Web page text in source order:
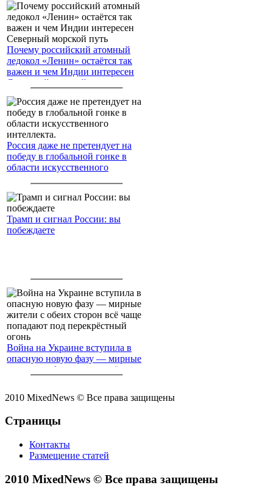
Почему российский атомный
ледокол «Ленин» остаётся так
важен и чем Индии интересен
Северный морской путь
Россия даже не претендует на
победу в глобальной гонке в
области искусственного
Трамп и сигнал России: вы
побеждаете
Война на Украине вступила в
опасную новую фазу — мирные
жители с обеих сторон всё чаще
2010 MixedNews © Все права защищены
Страницы
Контакты
Размещение статей
2010 MixedNews © Все права защищены